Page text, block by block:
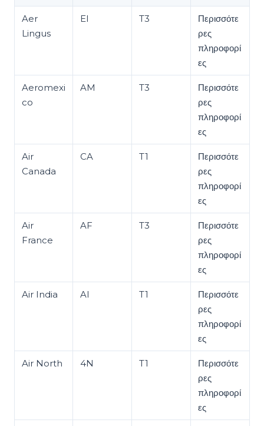
Aer
Lingus
EI T3
Περισσότε
ρες
πληροφορί
ες
Aeromexi
co
AM T3
Περισσότε
ρες
πληροφορί
ες
Air
Canada
CA T1
Περισσότε
ρες
πληροφορί
ες
Air
France
AF T3
Περισσότε
ρες
πληροφορί
ες
Air India AI T1
Περισσότε
ρες
πληροφορί
ες
Air North 4N T1
Περισσότε
ρες
πληροφορί
ες